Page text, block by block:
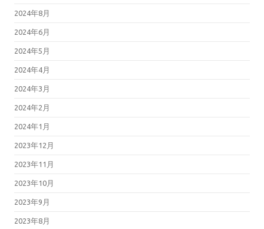
2024年8月
2024年6月
2024年5月
2024年4月
2024年3月
2024年2月
2024年1月
2023年12月
2023年11月
2023年10月
2023年9月
2023年8月